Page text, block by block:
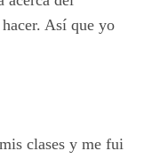
Así que yo
clases y me fui